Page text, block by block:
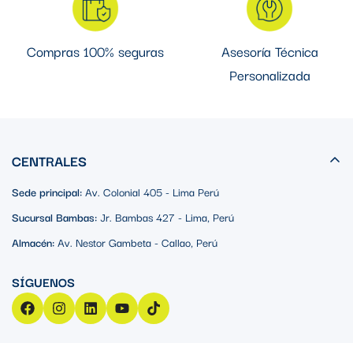
Compras 100% seguras
Asesoría Técnica
Personalizada
CENTRALES
Sede principal:Av. Colonial 405 - Lima Perú
Sucursal Bambas:Jr. Bambas 427 - Lima, Perú
Almacén:Av. Nestor Gambeta - Callao, Perú